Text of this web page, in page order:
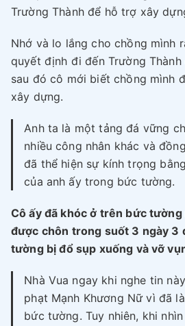
Trường Thành để hỗ trợ xây
Nhớ và lo lắng cho chồng mình
quyết định đi đến Trường
sau đó cô mới biết chồng mình
xây dựng.
Anh ta là một tảng đá vững
nhiều công nhân khác và
đã thể hiện sự kính trọng
của anh ấy trong bức tường.
Cô ấy đã khóc ở trên bức
được chôn trong suốt 3 ngày 3
tường bị đổ sụp xuống và vỡ
Nhà Vua ngay khi nghe tin
phạt Mạnh Khương Nữ vì đã
bức tường. Tuy nhiên, khi